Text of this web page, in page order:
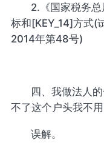
2.《国家税务
标和[KEY_14]方式(
2014年第48号)
四、我做法人
不了这个户头我不
误解。